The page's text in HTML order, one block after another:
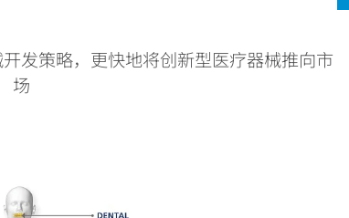
发策略，更快地将创新型医疗器械推向市
场